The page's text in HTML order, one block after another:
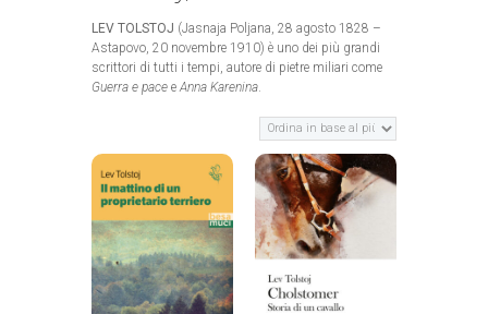
LEV TOLSTOJ (Jasnaja Poljana, 28 agosto 1828 –
Astapovo, 20 novembre 1910) è uno dei più grandi
scrittori di tutti i tempi, autore di pietre miliari come
Guerra e pace e Anna Karenina